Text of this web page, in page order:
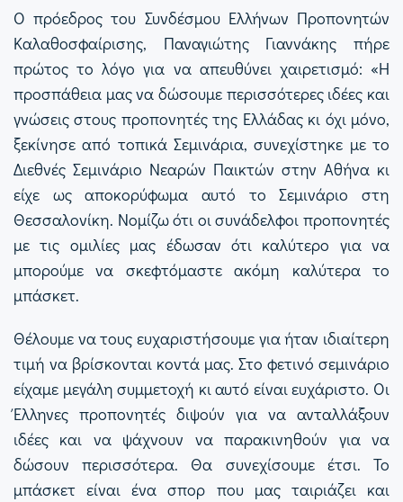
Ο πρόεδρος του Συνδέσμου Ελλήνων Προπονητών
Καλαθοσφαίρισης, Παναγιώτης Γιαννάκης πήρε
πρώτος το λόγο για να απευθύνει χαιρετισμό: «Η
προσπάθεια μας να δώσουμε περισσότερες ιδέες και
γνώσεις στους προπονητές της Ελλάδας κι όχι μόνο,
ξεκίνησε από τοπικά Σεμινάρια, συνεχίστηκε με το
Διεθνές Σεμινάριο Νεαρών Παικτών στην Αθήνα κι
είχε ως αποκορύφωμα αυτό το Σεμινάριο στη
Θεσσαλονίκη. Νομίζω ότι οι συνάδελφοι προπονητές
με τις ομιλίες μας έδωσαν ότι καλύτερο για να
μπορούμε να σκεφτόμαστε ακόμη καλύτερα το
μπάσκετ.
Θέλουμε να τους ευχαριστήσουμε για ήταν ιδιαίτερη
τιμή να βρίσκονται κοντά μας. Στο φετινό σεμινάριο
είχαμε μεγάλη συμμετοχή κι αυτό είναι ευχάριστο. Οι
Έλληνες προπονητές διψούν για να ανταλλάξουν
ιδέες και να ψάχνουν να παρακινηθούν για να
δώσουν περισσότερα. Θα συνεχίσουμε έτσι. Το
μπάσκετ είναι ένα σπορ που μας ταιριάζει και